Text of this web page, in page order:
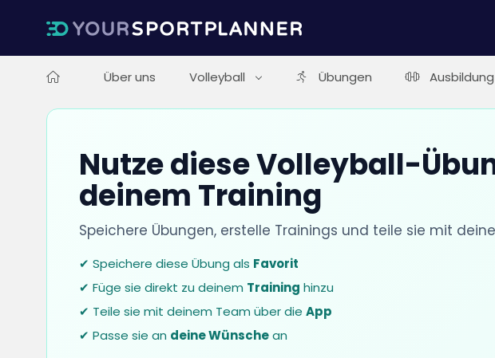
Über uns Volleyball Übungen Ausbildung
Nutze diese Volleyball-
deinem Training
Speichere Übungen, erstelle Trainings und teile sie mit
✔ Speichere diese Übung als Favorit
✔ Füge sie direkt zu deinem Training hinzu
✔ Teile sie mit deinem Team über die App
✔ Passe sie an deine Wünschean